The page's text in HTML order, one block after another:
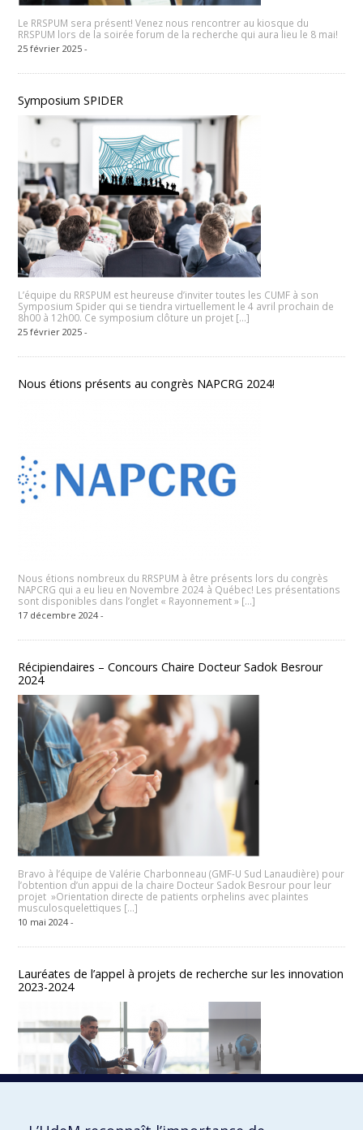
Le RRSPUM sera présent! Venez nous rencontrer au kiosque du
RRSPUM lors de la soirée forum de la recherche qui aura lieu le 8 mai!
25 février 2025 -
Symposium SPIDER
L’équipe du RRSPUM est heureuse d’inviter toutes les CUMF à son
Symposium Spider qui se tiendra virtuellement le 4 avril prochain de
8h00 à 12h00. Ce symposium clôture un projet […]
25 février 2025 -
Nous étions présents au congrès NAPCRG 2024!
Nous étions nombreux du RRSPUM à être présents lors du congrès
NAPCRG qui a eu lieu en Novembre 2024 à Québec! Les présentations
sont disponibles dans l’onglet « Rayonnement » […]
17 décembre 2024 -
Récipiendaires – Concours Chaire Docteur Sadok Besrour
2024
Bravo à l’équipe de Valérie Charbonneau (GMF-U Sud Lanaudière) pour
l’obtention d’un appui de la chaire Docteur Sadok Besrour pour leur
projet »Orientation directe de patients orphelins avec plaintes
musculosquelettiques […]
10 mai 2024 -
Lauréates de l’appel à projets de recherche sur les innovation
2023-2024